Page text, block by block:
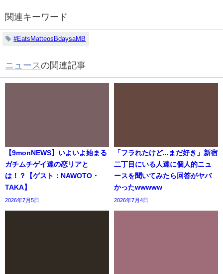
関連キーワード
#EatsMatteosBdaysaMB
ニュースの関連記事
【9monNEWS】いよいよ始まる
ガチムチゲイ達の恋リアと
は！？【ゲスト：NAWOTO・
TAKA】
2026年7月5日
「フラれたけど...まだ好き」新宿
二丁目にいる人達に個人的ニュ
ースを聞いてみたら回答がヤバ
かったwwwww
2026年7月4日